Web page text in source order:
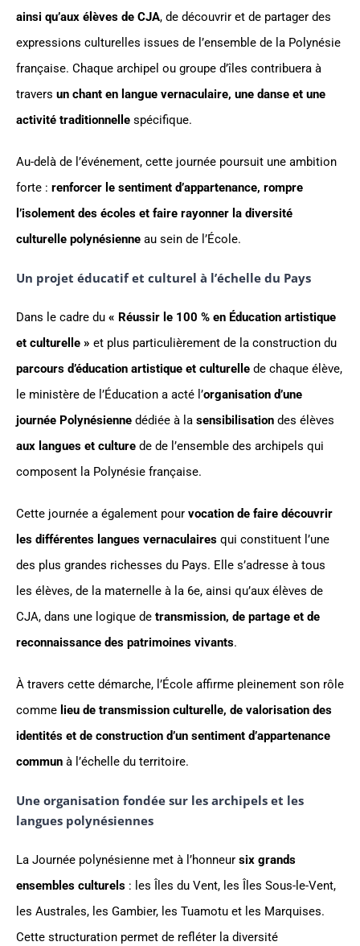
ainsi qu’aux élèves de CJA, de découvrir et de partager des
expressions culturelles issues de l’ensemble de la Polynésie
française. Chaque archipel ou groupe d’îles contribuera à
travers un chant en langue vernaculaire, une danse et une
activité traditionnelle spécifique.
Au-delà de l’événement, cette journée poursuit une ambition
forte : renforcer le sentiment d’appartenance, rompre
l’isolement des écoles et faire rayonner la diversité
culturelle polynésienne au sein de l’École.
Un projet éducatif et culturel à l’échelle du Pays
Dans le cadre du « Réussir le 100 % en Éducation artistique
et culturelle » et plus particulièrement de la construction du
parcours d’éducation artistique et culturelle de chaque élève,
le ministère de l’Éducation a acté l’organisation d’une
journée Polynésienne dédiée à la sensibilisation des élèves
aux langues et culture de de l’ensemble des archipels qui
composent la Polynésie française.
Cette journée a également pour vocation de faire découvrir
les différentes langues vernaculaires qui constituent l’une
des plus grandes richesses du Pays. Elle s’adresse à tous
les élèves, de la maternelle à la 6e, ainsi qu’aux élèves de
CJA, dans une logique de transmission, de partage et de
reconnaissance des patrimoines vivants.
À travers cette démarche, l’École affirme pleinement son rôle
comme lieu de transmission culturelle, de valorisation des
identités et de construction d’un sentiment d’appartenance
commun à l’échelle du territoire.
Une organisation fondée sur les archipels et les
langues polynésiennes
La Journée polynésienne met à l’honneur six grands
ensembles culturels : les Îles du Vent, les Îles Sous-le-Vent,
les Australes, les Gambier, les Tuamotu et les Marquises.
Cette structuration permet de refléter la diversité